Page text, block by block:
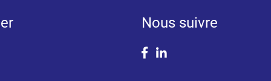
Nous suivre
Facebook
Linkedin